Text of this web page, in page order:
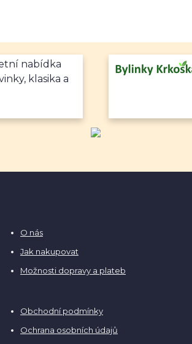
nabídka
klasika a
O nás
Jak nakupovat
Možnosti dopravy a plateb
Obchodní podmínky
Ochrana osobních údajů